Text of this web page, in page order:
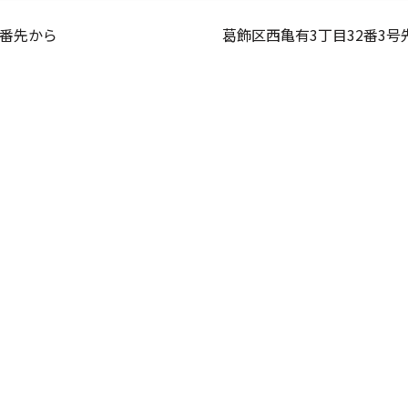
先から 葛飾区西亀有3丁目32番3号